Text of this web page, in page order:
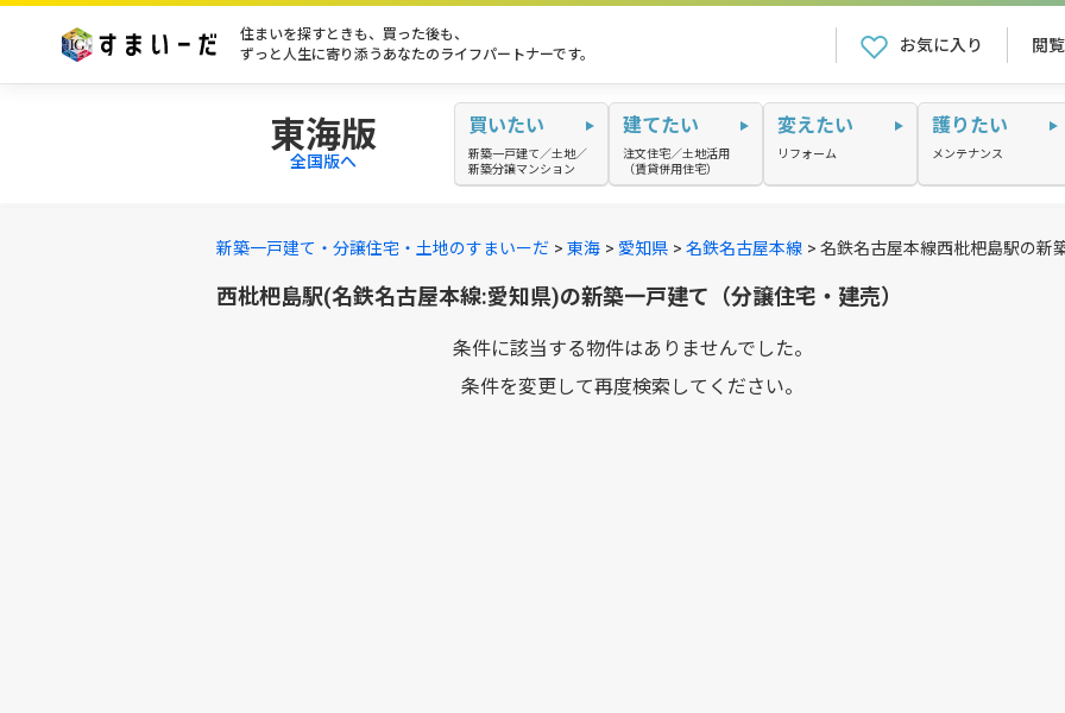
住まいを探すときも、買った後も、
ずっと人生に寄り添うあなたのライフパートナーです。
お気に入り 閲
東海版
全国版へ
買いたい
新築一戸建て／土地／
新築分譲マンション
建てたい
注文住宅／土地活用
（賃貸併用住宅）
変えたい
リフォーム
護りたい
メンテナンス
新築一戸建て・分譲住宅・土地のすまいーだ 東海 愛知県 名鉄名古屋本線 名鉄名古屋本線西枇杷島駅の新
西枇杷島駅(名鉄名古屋本線:愛知県)の新築一戸建て（分譲住宅・建売）
条件に該当する物件はありませんでした。
条件を変更して再度検索してください。